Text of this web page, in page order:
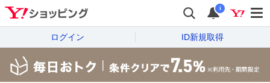
i
ログイン ID新規取得